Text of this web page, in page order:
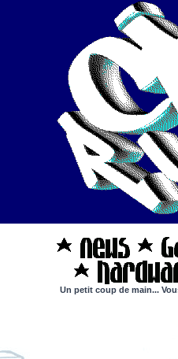
Un petit coup de main...